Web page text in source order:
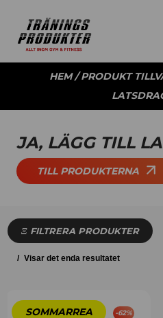
HEM/ PRODUKT
JA, LÄGG TILL
TILL PRODUKTERNA
FILTRERA PRODUKTER
Visar det enda resultatet
-62%